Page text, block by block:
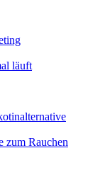
läuft
zum Rauchen